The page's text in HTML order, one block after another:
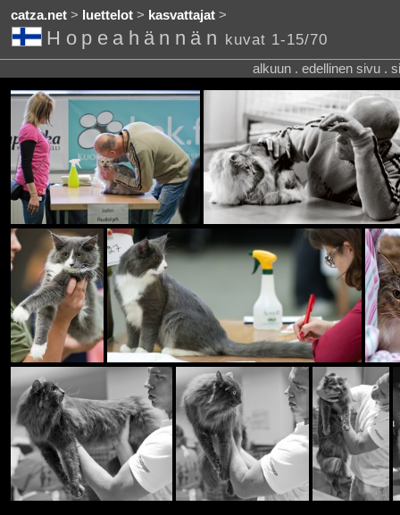
catza.net> luettelot> kasvattajat>
Hopeahännän kuvat 1-15/70
alkuun . edellinen sivu .